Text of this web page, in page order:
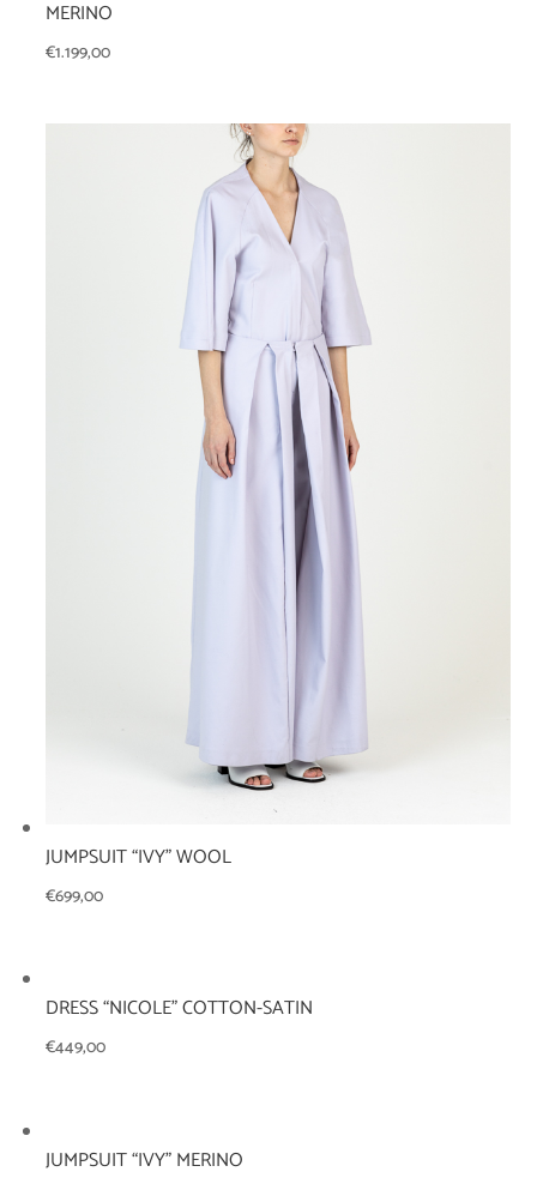
MERINO
€1.199,00
JUMPSUIT “IVY” WOOL
€699,00
DRESS “NICOLE” COTTON-SATIN
€449,00
JUMPSUIT “IVY” MERINO